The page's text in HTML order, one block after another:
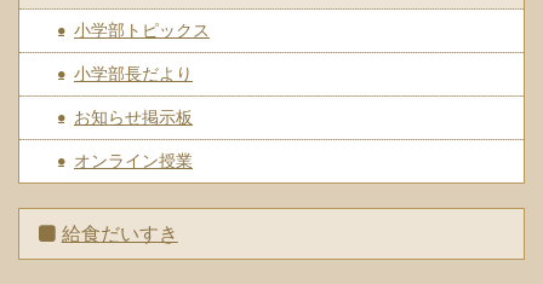
小学部トピックス
小学部長だより
お知らせ掲示板
オンライン授業
給食だいすき